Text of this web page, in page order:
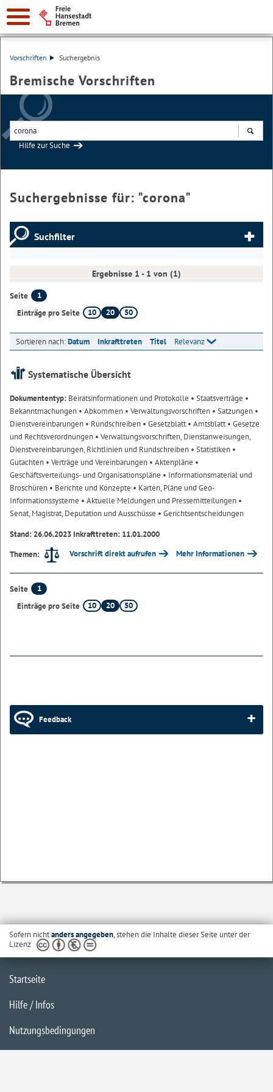
Vorschriften Suchergebnis
Bremische Vorschriften
Hilfe zur Suche
Suchergebnisse für: "corona"
Suchfilter
Ergebnisse 1 - 1 von (1)
Seite
1
Einträge pro Seite
10 20 50
Sortieren nach:Datum Inkrafttreten Titel Relevanz
Systematische Übersicht
Dokumententyp: Beiratsinformationen und Protokolle • Staatsverträge •
Bekanntmachungen • Abkommen • Verwaltungsvorschriften • Satzungen •
Dienstvereinbarungen • Rundschreiben • Gesetzblatt• Amtsblatt• Gesetze
und Rechtsverordnungen • Verwaltungsvorschriften, Dienstanweisungen,
Dienstvereinbarungen, Richtlinien und Rundschreiben • Statistiken •
Gutachten • Verträge und Vereinbarungen • Aktenpläne •
Geschäftsverteilungs- und Organisationspläne • Informationsmaterial und
Broschüren • Berichte und Konzepte • Karten, Pläne und Geo-
Informationssysteme • Aktuelle Meldungen und Pressemitteilungen •
Senat, Magistrat, Deputation und Ausschüsse • Gerichtsentscheidungen
Stand: 26.06.2023 Inkrafttreten: 11.01.2000
Themen:
Vorschrift direkt aufrufen Mehr Informationen
Seite
1
Einträge pro Seite
10 20 50
Feedback
Sofern nichtanders angegeben, stehen die Inhalte dieser Seite unter der
Lizenz
Startseite
Hilfe / Infos
Nutzungsbedingungen